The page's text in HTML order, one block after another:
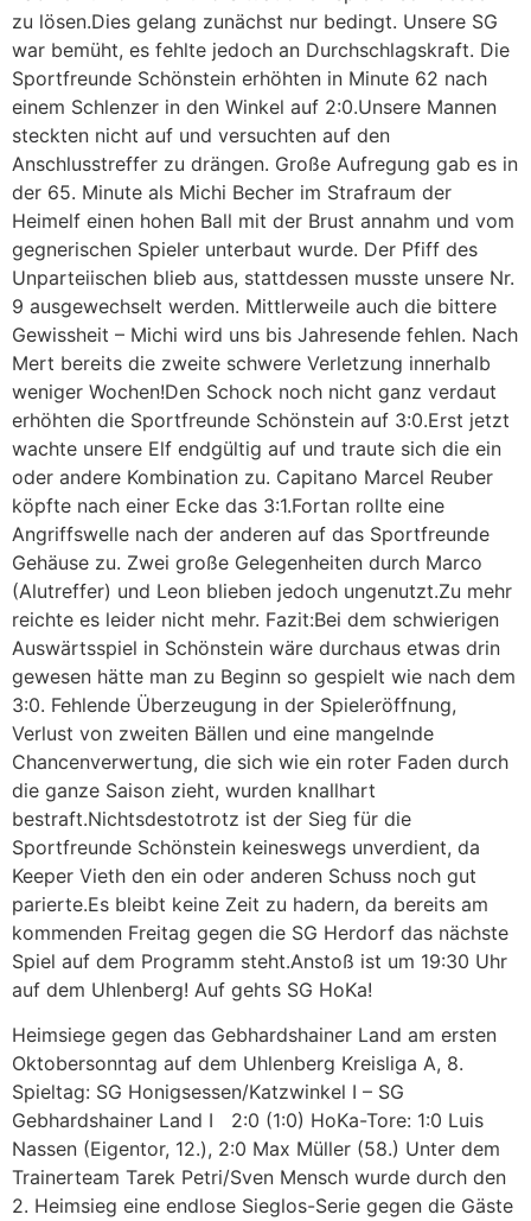
zu lösen.Dies gelang zunächst nur bedingt. Unsere SG
war bemüht, es fehlte jedoch an Durchschlagskraft. Die
Sportfreunde Schönstein erhöhten in Minute 62 nach
einem Schlenzer in den Winkel auf 2:0.Unsere Mannen
steckten nicht auf und versuchten auf den
Anschlusstreffer zu drängen. Große Aufregung gab es in
der 65. Minute als Michi Becher im Strafraum der
Heimelf einen hohen Ball mit der Brust annahm und vom
gegnerischen Spieler unterbaut wurde. Der Pfiff des
Unparteiischen blieb aus, stattdessen musste unsere Nr.
9 ausgewechselt werden. Mittlerweile auch die bittere
Gewissheit – Michi wird uns bis Jahresende fehlen. Nach
Mert bereits die zweite schwere Verletzung innerhalb
weniger Wochen!Den Schock noch nicht ganz verdaut
erhöhten die Sportfreunde Schönstein auf 3:0.Erst jetzt
wachte unsere Elf endgültig auf und traute sich die ein
oder andere Kombination zu. Capitano Marcel Reuber
köpfte nach einer Ecke das 3:1.Fortan rollte eine
Angriffswelle nach der anderen auf das Sportfreunde
Gehäuse zu. Zwei große Gelegenheiten durch Marco
(Alutreffer) und Leon blieben jedoch ungenutzt.Zu mehr
reichte es leider nicht mehr. Fazit:Bei dem schwierigen
Auswärtsspiel in Schönstein wäre durchaus etwas drin
gewesen hätte man zu Beginn so gespielt wie nach dem
3:0. Fehlende Überzeugung in der Spieleröffnung,
Verlust von zweiten Bällen und eine mangelnde
Chancenverwertung, die sich wie ein roter Faden durch
die ganze Saison zieht, wurden knallhart
bestraft.Nichtsdestotrotz ist der Sieg für die
Sportfreunde Schönstein keineswegs unverdient, da
Keeper Vieth den ein oder anderen Schuss noch gut
parierte.Es bleibt keine Zeit zu hadern, da bereits am
kommenden Freitag gegen die SG Herdorf das nächste
Spiel auf dem Programm steht.Anstoß ist um 19:30 Uhr
auf dem Uhlenberg! Auf gehts SG HoKa!
Heimsiege gegen das Gebhardshainer Land am ersten
Oktobersonntag auf dem Uhlenberg Kreisliga A, 8.
Spieltag: SG Honigsessen/Katzwinkel I – SG
Gebhardshainer Land I 2:0 (1:0) HoKa-Tore: 1:0 Luis
Nassen (Eigentor, 12.), 2:0 Max Müller (58.) Unter dem
Trainerteam Tarek Petri/Sven Mensch wurde durch den
2. Heimsieg eine endlose Sieglos-Serie gegen die Gäste